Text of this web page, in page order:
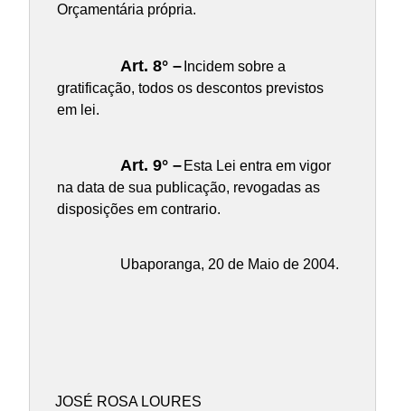
Orçamentária própria.
Art. 8° –Incidem sobre a
gratificação, todos os descontos previstos
em lei.
Art. 9° –Esta Lei entra em vigor
na data de sua publicação, revogadas as
disposições em contrario.
Ubaporanga, 20 de Maio de 2004.
JOSÉ ROSA LOURES